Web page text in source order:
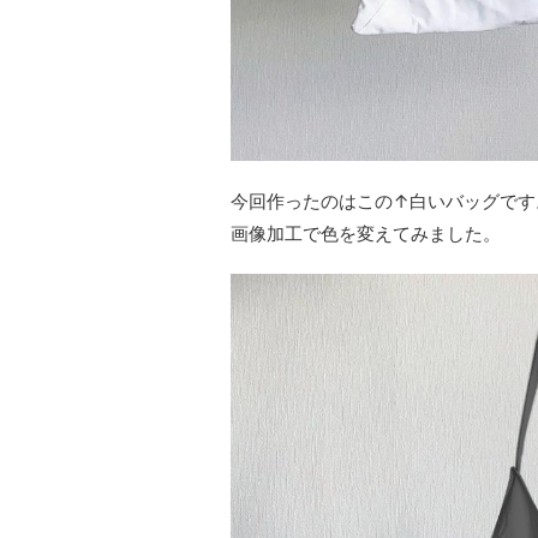
今回作ったのはこの↑白いバッグで
画像加工で色を変えてみました。